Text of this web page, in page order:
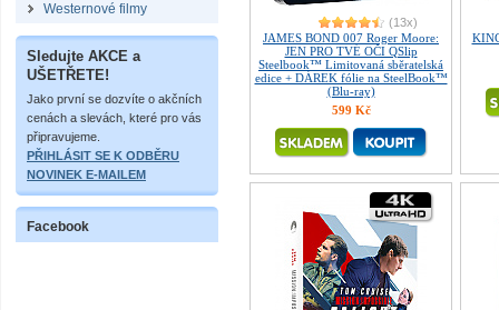
Westernové filmy
Sledujte AKCE a
UŠETŘETE!
Jako první se dozvíte o akčních
cenách a slevách, které pro vás
připravujeme.
PŘIHLÁSIT SE K ODBĚRU
NOVINEK E-MAILEM
Facebook
(13x)
JAMES BOND 007 Roger Moore:
JEN PRO TVÉ OČI QSlip
Steelbook™ Limitovaná sběratelská
edice + DÁREK fólie na SteelBook™
(Blu-ray)
599 Kč